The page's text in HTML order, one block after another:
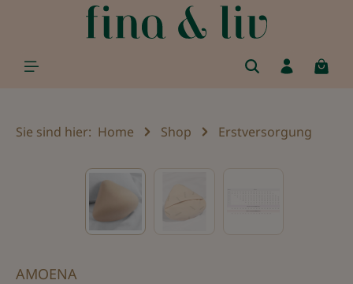
springen
Sie sind hier: Home Shop Erstversorgung
Bildergalerie überspringen
AMOENA